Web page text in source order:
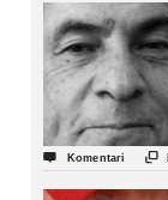
 Komentari 